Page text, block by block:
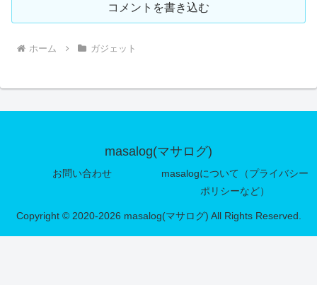
コメントを書き込む
ホーム ガジェット
masalog(マサログ)
お問い合わせ
masalogについて（プライバシー
ポリシーなど）
Copyright © 2020-2026 masalog(マサログ) All Rights Reserved.